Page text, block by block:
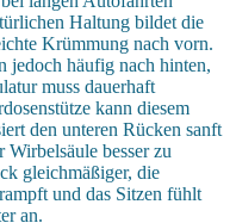
Haltung bildet die
Krümmung nach vorn.
jedoch häufig nach hinten,
muss dauerhaft
kann diesem
den unteren Rücken sanft
besser zu
gleichmäßiger, die
und das Sitzen fühlt
an.